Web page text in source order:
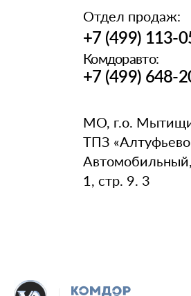
Отдел продаж:
+7 (499) 113-
Комдоравто:
+7 (499) 648-
МО, г.о.
ТПЗ
1, стр. 9. 3